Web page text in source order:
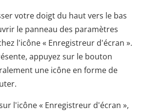
votre doigt du haut vers le bas
le panneau des paramètres
l'icône « Enregistreur d'écran ».
appuyez sur le bouton
une icône en forme de
l'icône « Enregistreur d'écran »,